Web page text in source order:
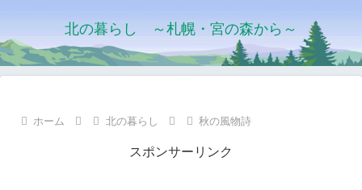
北の暮らし ～札幌・宮の森から～
ホーム 北の暮らし 秋の風物詩
スポンサーリンク